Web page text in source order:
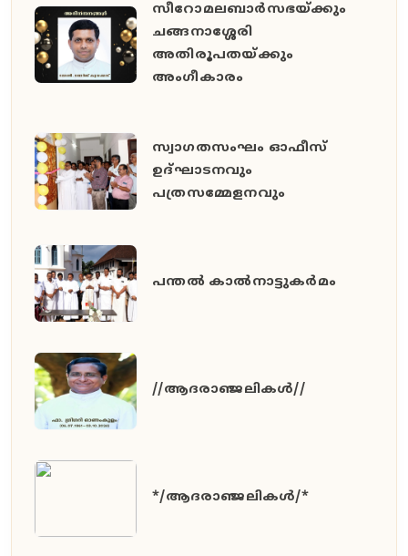
സീറോമലബാർസഭയ്ക്കും
ചങ്ങനാശ്ശേരി
അതിരൂപതയ്ക്കും
അംഗീകാരം
സ്വാഗതസംഘം ഓഫീസ്
ഉദ്ഘാടനവും
പത്രസമ്മേളനവും
പന്തൽ കാൽനാട്ടുകർമം
//ആദരാഞ്ജലികൾ//
*/ആദരാഞ്ജലികൾ/*